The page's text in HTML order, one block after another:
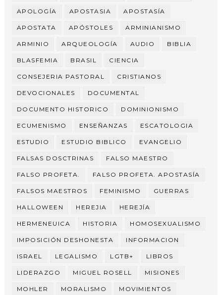
APOLOGÍA APOSTASIA APOSTASÍA
APOSTATA APÓSTOLES ARMINIANISMO
ARMINIO ARQUEOLOGÍA AUDIO BIBLIA
BLASFEMIA BRASIL CIENCIA
CONSEJERIA PASTORAL CRISTIANOS
DEVOCIONALES DOCUMENTAL
DOCUMENTO HISTORICO DOMINIONISMO
ECUMENISMO ENSEÑANZAS ESCATOLOGIA
ESTUDIO ESTUDIO BIBLICO EVANGELIO
FALSAS DOSCTRINAS FALSO MAESTRO
FALSO PROFETA. FALSO PROFETA. APOSTASÍA
FALSOS MAESTROS FEMINISMO GUERRAS
HALLOWEEN HEREJIA HEREJÍA
HERMENEUICA HISTORIA HOMOSEXUALISMO
IMPOSICIÓN DESHONESTA INFORMACION
ISRAEL LEGALISMO LGTB+ LIBROS
LIDERAZGO MIGUEL ROSELL MISIONES
MOHLER MORALISMO MOVIMIENTOS